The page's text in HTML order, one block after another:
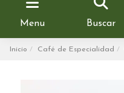
Menu Buscar
Inicio Café de Especialidad